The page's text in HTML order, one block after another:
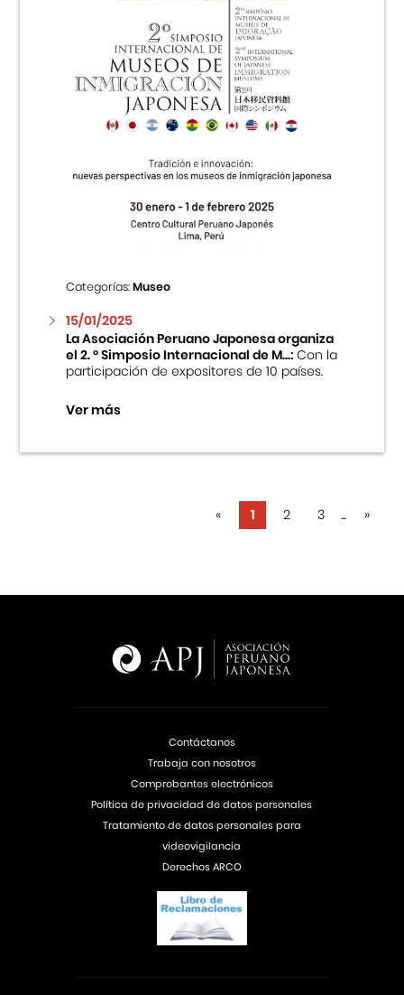
Categorías:Museo
15/01/2025
La Asociación Peruano Japonesa organiza
el 2. ° Simposio Internacional de M...:Con la
participación de expositores de 10 países.
Ver más
« 1 2 3 ... »
Contáctanos
Trabaja con nosotros
Comprobantes electrónicos
Política de privacidad de datos personales
Tratamiento de datos personales para
videovigilancia
Derechos ARCO